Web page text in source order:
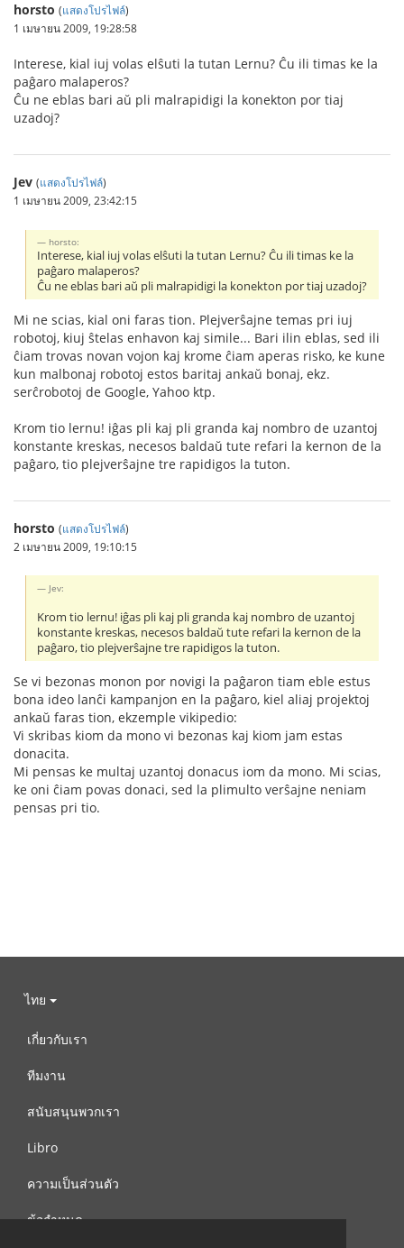
horsto (แสดงโปรไฟล์)
1 เมษายน 2009, 19:28:58
Interese, kial iuj volas elŝuti la tutan Lernu? Ĉu ili timas ke la
paĝaro malaperos?
Ĉu ne eblas bari aŭ pli malrapidigi la konekton por tiaj
uzadoj?
Jev (แสดงโปรไฟล์)
1 เมษายน 2009, 23:42:15
horsto:
Interese, kial iuj volas elŝuti la tutan Lernu? Ĉu ili timas ke la
paĝaro malaperos?
Ĉu ne eblas bari aŭ pli malrapidigi la konekton por tiaj uzadoj?
Mi ne scias, kial oni faras tion. Plejverŝajne temas pri iuj
robotoj, kiuj ŝtelas enhavon kaj simile... Bari ilin eblas, sed ili
ĉiam trovas novan vojon kaj krome ĉiam aperas risko, ke kune
kun malbonaj robotoj estos baritaj ankaŭ bonaj, ekz.
serĉrobotoj de Google, Yahoo ktp.
Krom tio lernu! iĝas pli kaj pli granda kaj nombro de uzantoj
konstante kreskas, necesos baldaŭ tute refari la kernon de la
paĝaro, tio plejverŝajne tre rapidigos la tuton.
horsto (แสดงโปรไฟล์)
2 เมษายน 2009, 19:10:15
Jev:
Krom tio lernu! iĝas pli kaj pli granda kaj nombro de uzantoj
konstante kreskas, necesos baldaŭ tute refari la kernon de la
paĝaro, tio plejverŝajne tre rapidigos la tuton.
Se vi bezonas monon por novigi la paĝaron tiam eble estus
bona ideo lanĉi kampanjon en la paĝaro, kiel aliaj projektoj
ankaŭ faras tion, ekzemple vikipedio:
Vi skribas kiom da mono vi bezonas kaj kiom jam estas
donacita.
Mi pensas ke multaj uzantoj donacus iom da mono. Mi scias,
ke oni ĉiam povas donaci, sed la plimulto verŝajne neniam
pensas pri tio.
ไทย
เกี่ยวกับเรา
ทีมงาน
สนับสนุนพวกเรา
Libro
ความเป็นส่วนตัว
ข้อกำหนด